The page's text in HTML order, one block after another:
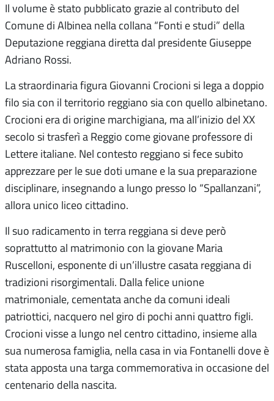
Il volume è stato pubblicato grazie al contributo del
Comune di Albinea nella collana “Fonti e studi” della
Deputazione reggiana diretta dal presidente Giuseppe
Adriano Rossi.
La straordinaria figura Giovanni Crocioni si lega a doppio
filo sia con il territorio reggiano sia con quello albinetano.
Crocioni era di origine marchigiana, ma all’inizio del XX
secolo si trasferì a Reggio come giovane professore di
Lettere italiane. Nel contesto reggiano si fece subito
apprezzare per le sue doti umane e la sua preparazione
disciplinare, insegnando a lungo presso lo “Spallanzani”,
allora unico liceo cittadino.
Il suo radicamento in terra reggiana si deve però
soprattutto al matrimonio con la giovane Maria
Ruscelloni, esponente di un’illustre casata reggiana di
tradizioni risorgimentali. Dalla felice unione
matrimoniale, cementata anche da comuni ideali
patriottici, nacquero nel giro di pochi anni quattro figli.
Crocioni visse a lungo nel centro cittadino, insieme alla
sua numerosa famiglia, nella casa in via Fontanelli dove è
stata apposta una targa commemorativa in occasione del
centenario della nascita.